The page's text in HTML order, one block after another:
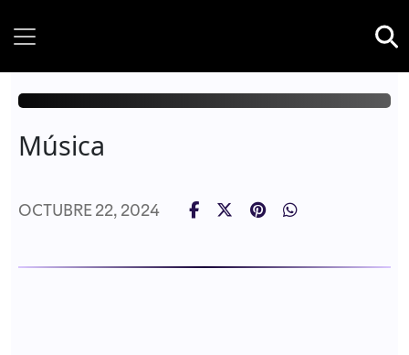
Música
OCTUBRE 22, 2024